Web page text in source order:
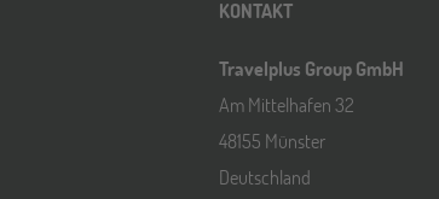
KONTAKT
Travelplus Group GmbH
Am Mittelhafen 32
48155 Münster
Deutschland